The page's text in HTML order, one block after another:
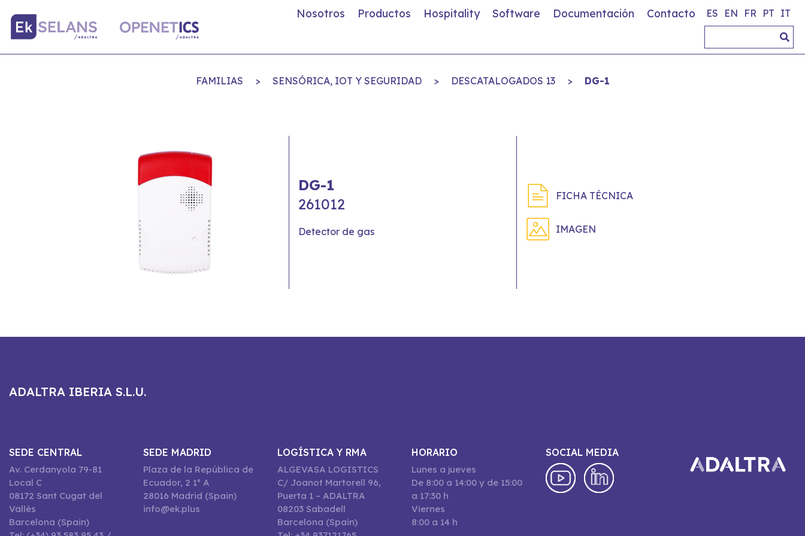
Nosotros Productos Hospitality Software Documentación Contacto ES EN FR PT IT
FAMILIAS > SENSÓRICA, IOT Y SEGURIDAD > DESCATALOGADOS 13 > DG-1
DG-1
261012
Detector de gas
FICHA TÉCNICA
IMAGEN
ADALTRA IBERIA S.L.U.
SEDE CENTRAL
Av. Cerdanyola 79-81
Local C
08172 Sant Cugat del
Vallès
Barcelona (Spain)
SEDE MADRID
Plaza de la República de
Ecuador, 2 1º A
28016 Madrid (Spain)
info@ek.plus
LOGÍSTICA Y RMA
ALGEVASA LOGISTICS
C/ Joanot Martorell 96,
Puerta 1 – ADALTRA
08203 Sabadell
Barcelona (Spain)
HORARIO
Lunes a jueves
De 8:00 a 14:00 y de 15:00
a 17:30 h
Viernes
8:00 a 14 h
SOCIAL MEDIA